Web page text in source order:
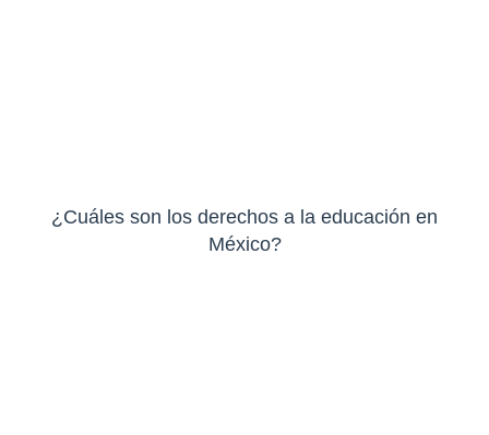
¿Cuáles son los derechos a la educación en
México?